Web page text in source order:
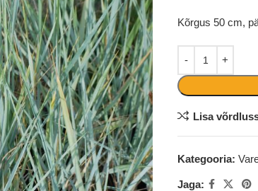
Kõrgus 50 cm,
Lisa
Kategooria:
Jaga: